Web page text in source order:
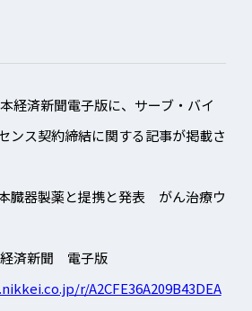
経済新聞電子版に、サーブ・バイ
ンス契約締結に関する記事が掲載さ
臓器製薬と提携と発表 がん治療ウ
済新聞 電子版
r/A2CFE36A209B43DEA